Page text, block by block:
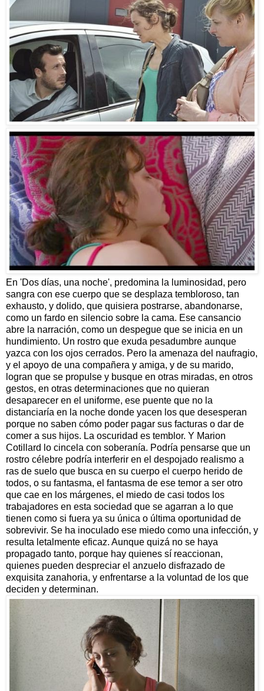
En 'Dos días, una noche', predomina la luminosidad, pero
sangra con ese cuerpo que se desplaza tembloroso, tan
exhausto, y dolido, que quisiera postrarse, abandonarse,
como un fardo en silencio sobre la cama. Ese cansancio
abre la narración, como un despegue que se inicia en un
hundimiento. Un rostro que exuda pesadumbre aunque
yazca con los ojos cerrados. Pero la amenaza del naufragio,
y el apoyo de una compañera y amiga, y de su marido,
logran que se propulse y busque en otras miradas, en otros
gestos, en otras determinaciones que no quieran
desaparecer en el uniforme, ese puente que no la
distanciaría en la noche donde yacen los que desesperan
porque no saben cómo poder pagar sus facturas o dar de
comer a sus hijos. La oscuridad es temblor. Y Marion
Cotillard lo cincela con soberanía. Podría pensarse que un
rostro célebre podría interferir en el despojado realismo a
ras de suelo que busca en su cuerpo el cuerpo herido de
todos, o su fantasma, el fantasma de ese temor a ser otro
que cae en los márgenes, el miedo de casi todos los
trabajadores en esta sociedad que se agarran a lo que
tienen como si fuera ya su única o última oportunidad de
sobrevivir. Se ha inoculado ese miedo como una infección, y
resulta letalmente eficaz. Aunque quizá no se haya
propagado tanto, porque hay quienes sí reaccionan,
quienes pueden despreciar el anzuelo disfrazado de
exquisita zanahoria, y enfrentarse a la voluntad de los que
deciden y determinan.